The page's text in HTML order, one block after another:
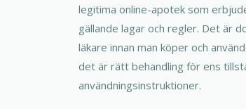
legitima online-apotek som
gällande lagar och regler. Det är
läkare innan man köper och
det är rätt behandling för ens
användningsinstruktioner.